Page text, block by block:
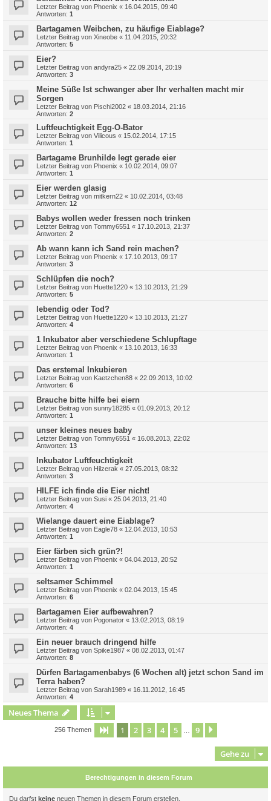
Letzter Beitrag von Phoenix « 16.04.2015, 09:40
Antworten: 1
Bartagamen Weibchen, zu häufige Eiablage?
Letzter Beitrag von Xineobe « 11.04.2015, 20:32
Antworten: 5
Eier?
Letzter Beitrag von andyra25 « 22.09.2014, 20:19
Antworten: 3
Meine Süße Ist schwanger aber Ihr verhalten macht mir
Sorgen
Letzter Beitrag von Pischi2002 « 18.03.2014, 21:16
Antworten: 2
Luftfeuchtigkeit Egg-O-Bator
Letzter Beitrag von Vilicous « 15.02.2014, 17:15
Antworten: 1
Bartagame Brunhilde legt gerade eier
Letzter Beitrag von Phoenix « 10.02.2014, 09:07
Antworten: 1
Eier werden glasig
Letzter Beitrag von mitkern22 « 10.02.2014, 03:48
Antworten: 12
Babys wollen weder fressen noch trinken
Letzter Beitrag von Tommy6551 « 17.10.2013, 21:37
Antworten: 2
Ab wann kann ich Sand rein machen?
Letzter Beitrag von Phoenix « 17.10.2013, 09:17
Antworten: 3
Schlüpfen die noch?
Letzter Beitrag von Huette1220 « 13.10.2013, 21:29
Antworten: 5
lebendig oder Tod?
Letzter Beitrag von Huette1220 « 13.10.2013, 21:27
Antworten: 4
1 Inkubator aber verschiedene Schlupftage
Letzter Beitrag von Phoenix « 13.10.2013, 16:33
Antworten: 1
Das erstemal Inkubieren
Letzter Beitrag von Kaetzchen88 « 22.09.2013, 10:02
Antworten: 6
Brauche bitte hilfe bei eiern
Letzter Beitrag von sunny18285 « 01.09.2013, 20:12
Antworten: 1
unser kleines neues baby
Letzter Beitrag von Tommy6551 « 16.08.2013, 22:02
Antworten: 13
Inkubator Luftfeuchtigkeit
Letzter Beitrag von Hilzerak « 27.05.2013, 08:32
Antworten: 3
HILFE ich finde die Eier nicht!
Letzter Beitrag von Susi « 25.04.2013, 21:40
Antworten: 4
Wielange dauert eine Eiablage?
Letzter Beitrag von Eagle78 « 12.04.2013, 10:53
Antworten: 1
Eier färben sich grün?!
Letzter Beitrag von Phoenix « 04.04.2013, 20:52
Antworten: 1
seltsamer Schimmel
Letzter Beitrag von Phoenix « 02.04.2013, 15:45
Antworten: 6
Bartagamen Eier aufbewahren?
Letzter Beitrag von Pogonator « 13.02.2013, 08:19
Antworten: 4
Ein neuer brauch dringend hilfe
Letzter Beitrag von Spike1987 « 08.02.2013, 01:47
Antworten: 8
Dürfen Bartagamenbabys (6 Wochen alt) jetzt schon Sand im
Terra haben?
Letzter Beitrag von Sarah1989 « 16.11.2012, 16:45
Antworten: 4
Neues Thema
256 Themen Seite 1von
1 2 3 4 5 9
Gehe zu
Berechtigungen in diesem Forum
Du darfst keine neuen Themen in diesem Forum erstellen.